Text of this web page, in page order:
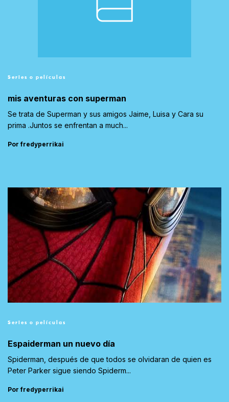
Series o películas
mis aventuras con superman
Se trata de Superman y sus amigos Jaime, Luisa y Cara su
prima .Juntos se enfrentan a much...
Por fredyperrikai
Series o películas
Espaiderman un nuevo día
Spiderman, después de que todos se olvidaran de quien es
Peter Parker sigue siendo Spiderm...
Por fredyperrikai